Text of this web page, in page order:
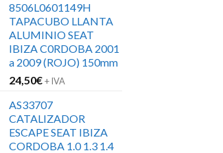
8506L0601149H
TAPACUBO LLANTA
ALUMINIO SEAT
IBIZA C0RDOBA 2001
a 2009 (ROJO) 150mm
24,50€+ IVA
AS33707
CATALIZADOR
ESCAPE SEAT IBIZA
CORDOBA 1.0 1.3 1.4